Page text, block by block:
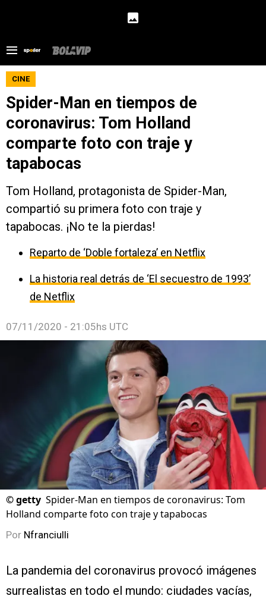
CINE
Spider-Man en tiempos de
coronavirus: Tom Holland
comparte foto con traje y
tapabocas
Tom Holland, protagonista de Spider-Man,
compartió su primera foto con traje y
tapabocas. ¡No te la pierdas!
Reparto de ‘Doble fortaleza’ en Netflix
La historia real detrás de ‘El secuestro de 1993’
de Netflix
07/11/2020 - 21:05hs UTC
©getty Spider-Man en tiempos de coronavirus: Tom
Holland comparte foto con traje y tapabocas
Por Nfranciulli
La pandemia del coronavirus provocó imágenes
surrealistas en todo el mundo: ciudades vacías,